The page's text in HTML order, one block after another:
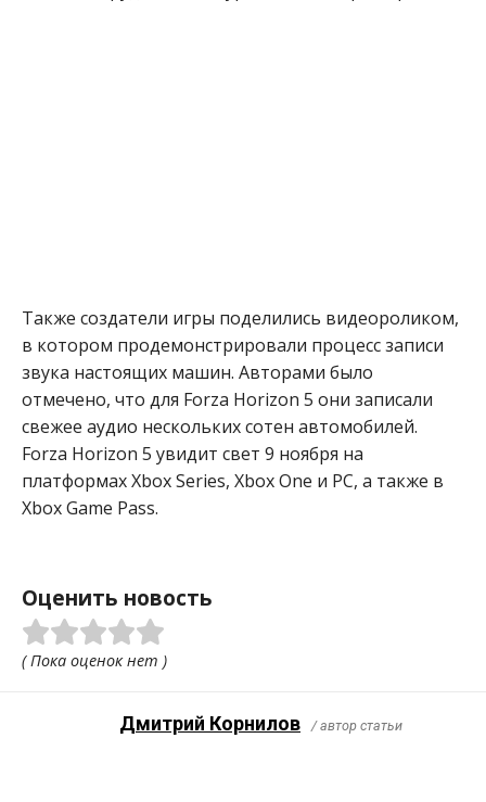
Также создатели игры поделились видеороликом,
в котором продемонстрировали процесс записи
звука настоящих машин. Авторами было
отмечено, что для Forza Horizon 5 они записали
свежее аудио нескольких сотен автомобилей.
Forza Horizon 5 увидит свет 9 ноября на
платформах Xbox Series, Xbox One и PC, а также в
Xbox Game Pass.
Оценить новость
( Пока оценок нет )
Дмитрий Корнилов / автор статьи